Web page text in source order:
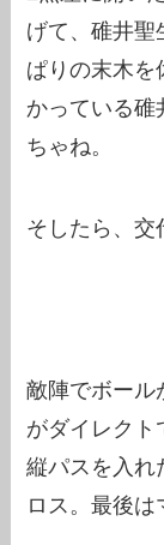
げて、碓井聖
ぱりの末木を
かっている碓
ちゃね。
そしたら、交
敵陣でボール
がダイレクト
縦パスを入れ
ロス。最後は